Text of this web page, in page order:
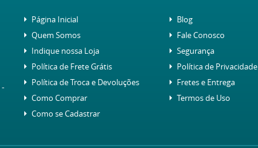
-
Página Inicial
Blog
Quem Somos
Fale Conosco
Indique nossa Loja
Segurança
Política de Frete Grátis
Política de Privacidade
Política de Troca e Devoluções
Fretes e Entrega
Como Comprar
Termos de Uso
Como se Cadastrar